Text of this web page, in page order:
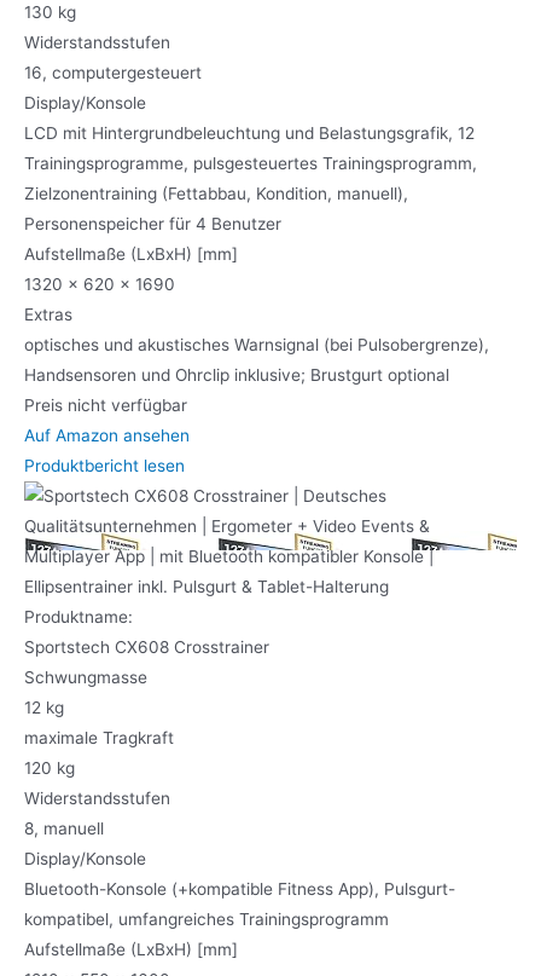
130 kg
Widerstandsstufen
16, computergesteuert
Display/Konsole
LCD mit Hintergrundbeleuchtung und Belastungsgrafik, 12
Trainingsprogramme, pulsgesteuertes Trainingsprogramm,
Zielzonentraining (Fettabbau, Kondition, manuell),
Personenspeicher für 4 Benutzer
Aufstellmaße (LxBxH) [mm]
1320 x 620 x 1690
Extras
optisches und akustisches Warnsignal (bei Pulsobergrenze),
Handsensoren und Ohrclip inklusive; Brustgurt optional
Preis nicht verfügbar
Auf Amazon ansehen
Produktbericht lesen
Produktname:
Sportstech CX608 Crosstrainer
Schwungmasse
12 kg
maximale Tragkraft
120 kg
Widerstandsstufen
8, manuell
Display/Konsole
Bluetooth-Konsole (+kompatible Fitness App), Pulsgurt-
kompatibel, umfangreiches Trainingsprogramm
Aufstellmaße (LxBxH) [mm]